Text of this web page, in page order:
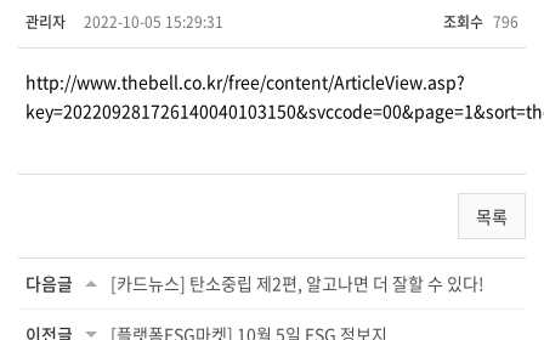
관리자 2022-10-05 15:29:31 조회수 796
http://www.thebell.co.kr/free/content/ArticleView.asp?
목록
다음글 [카드뉴스] 탄소중립 제2편, 알고나면 더 잘할 수 있다!
이전글 [플랫폼ESG마켓] 10월 5일 ESG 정보지